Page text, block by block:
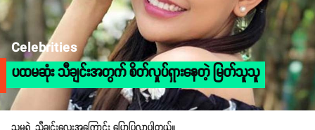
Celebrities
ပထမဆုံး သီချင်းအတွက် စိတ်လှုပ်ရှားနေတဲ့ မြတ်သူသူ